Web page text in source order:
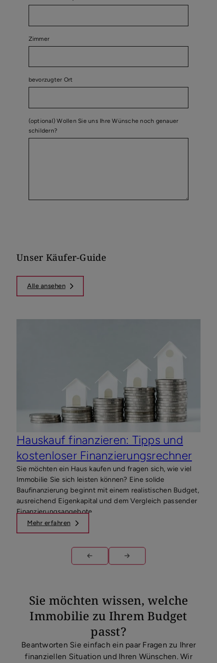
Zimmer
bevorzugter Ort
(optional) Wollen Sie uns Ihre Wünsche noch genauer
schildern?
Unser Käufer-Guide
Alle ansehen
Hauskauf finanzieren: Tipps und
kostenloser Finanzierungsrechner
Sie möchten ein Haus kaufen und fragen sich, wie viel
Immobilie Sie sich leisten können? Eine solide
Baufinanzierung beginnt mit einem realistischen Budget,
ausreichend Eigenkapital und dem Vergleich passender
Finanzierungsangebote.
Mehr erfahren
Sie möchten wissen, welche
Immobilie zu Ihrem Budget
passt?
Beantworten Sie einfach ein paar Fragen zu Ihrer
finanziellen Situation und Ihren Wünschen. Wir